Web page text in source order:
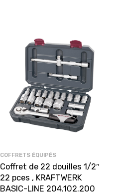
COFFRETS ÉQUIPÉS
Coffret de 22 douilles 1/2″
22 pces , KRAFTWERK
BASIC-LINE 204.102.200